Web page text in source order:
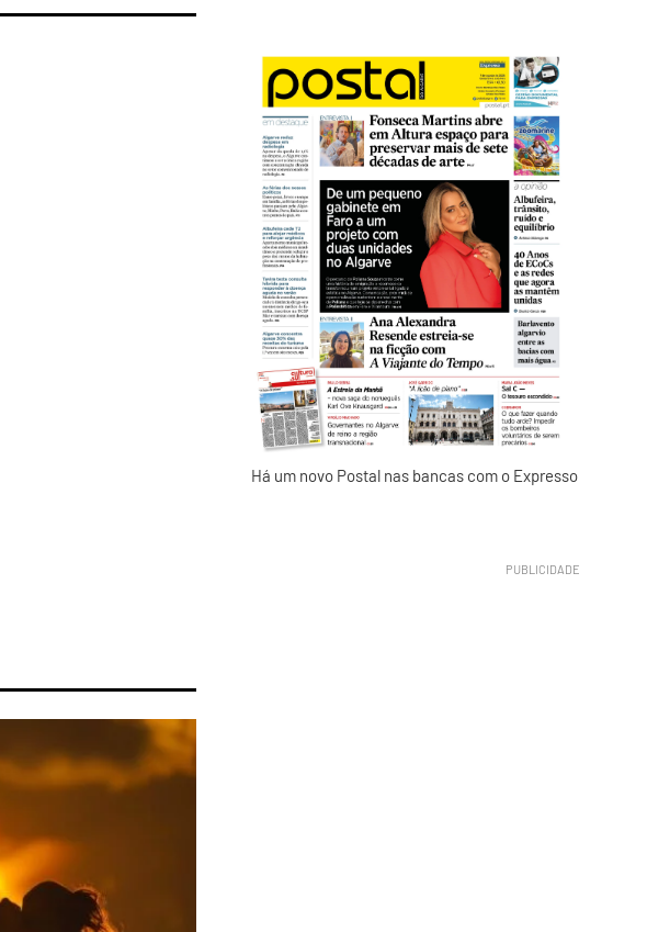
Há um novo Postal nas bancas com o Expresso